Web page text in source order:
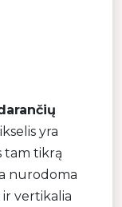
yra
tam tikrą
nurodoma
ir vertikalia